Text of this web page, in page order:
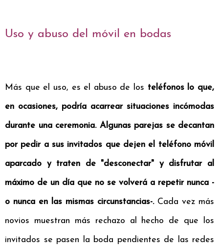
Uso y abuso del móvil en bodas
Más que el uso, es el abuso de los teléfonos lo que,
en ocasiones, podría acarrear situaciones incómodas
durante una ceremonia. Algunas parejas se decantan
por pedir a sus invitados que dejen el teléfono móvil
aparcado y traten de "desconectar" y disfrutar al
máximo de un día que no se volverá a repetir nunca -
o nunca en las mismas circunstancias-.Cada vez más
novios muestran más rechazo al hecho de que los
invitados se pasen la boda pendientes de las redes